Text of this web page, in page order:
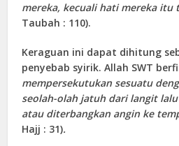
mereka, kecuali hati mereka itu
Taubah : 110).
Keraguan ini dapat dihitung
penyebab syirik. Allah SWT
mempersekutukan sesuatu
seolah-olah jatuh dari langit
atau diterbangkan angin ke
Hajj : 31).